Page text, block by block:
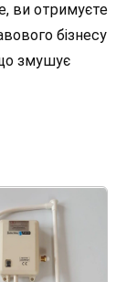
ви отримуєте
бізнесу
змушує